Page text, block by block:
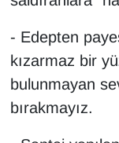
- Edepten
kızarmaz bir
bulunmayan
bırakmayız.
ONE
POLİTİKA
Resmi